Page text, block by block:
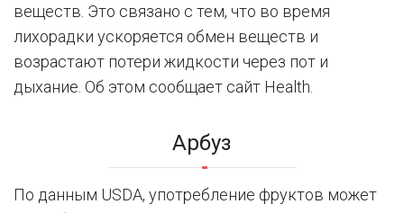
веществ. Это связано с тем, что во время
лихорадки ускоряется обмен веществ и
возрастают потери жидкости через пот и
дыхание. Об этом сообщает сайт Нealth.
Арбуз
По данным USDA, употребление фруктов может